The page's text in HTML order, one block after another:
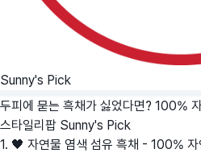
Sunny's Pick
두피에 묻는 흑채가 싫었다면? 100%
스타일리팝 Sunny's Pick
1. 🖤 자연물 염색 섬유 흑채 - 100%